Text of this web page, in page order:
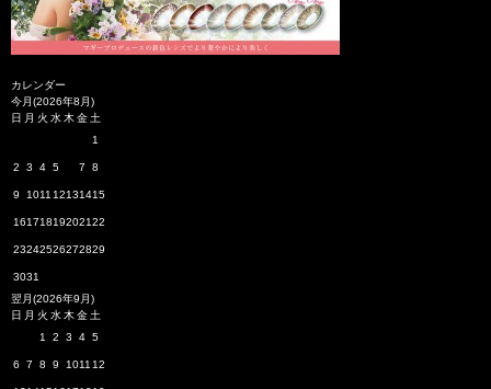
カレンダー
今月(2026年8月)
日 月 火 水 木金 土
1
2 3 4 5 7 8
9 1011 12131415
16171819202122
23242526272829
3031
翌月(2026年9月)
日 月 火 水 木金 土
1
2 3 4 5
6 7 8 9 1011 12